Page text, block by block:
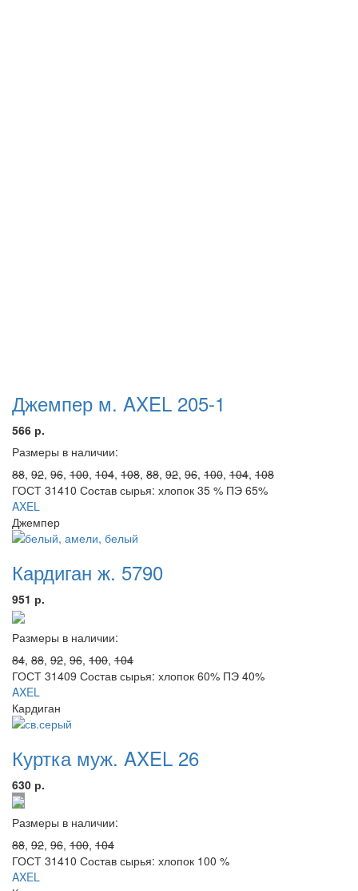
Джемпер м. AXEL 205-1
566 р.
Размеры в наличии:
88, 92, 96, 100, 104, 108, 88, 92, 96, 100, 104, 108
ГОСТ 31410 Состав сырья: хлопок 35 % ПЭ 65%
AXEL
Джемпер
Кардиган ж. 5790
951 р.
Размеры в наличии:
84, 88, 92, 96, 100, 104
ГОСТ 31409 Состав сырья: хлопок 60% ПЭ 40%
AXEL
Кардиган
Куртка муж. AXEL 26
630 р.
Размеры в наличии:
88, 92, 96, 100, 104
ГОСТ 31410 Состав сырья: хлопок 100 %
AXEL